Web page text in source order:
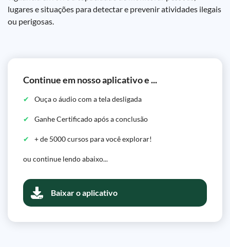
lugares e situações para detectar e prevenir atividades ilegais
ou perigosas.
Continue em nosso aplicativo e ...
Ouça o áudio com a tela desligada
Ganhe Certificado após a conclusão
+ de 5000 cursos para você explorar!
ou continue lendo abaixo...
Baixar o aplicativo